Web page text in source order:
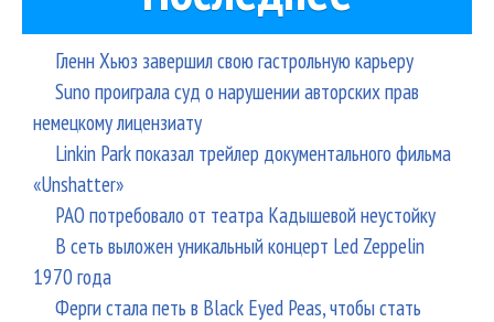
Гленн Хьюз завершил свою гастрольную карьеру
Suno проиграла суд о нарушении авторских прав
немецкому лицензиату
Linkin Park показал трейлер документального фильма
«Unshatter»
РАО потребовало от театра Кадышевой неустойку
В сеть выложен уникальный концерт Led Zeppelin
1970 года
Ферги стала петь в Black Eyed Peas, чтобы стать